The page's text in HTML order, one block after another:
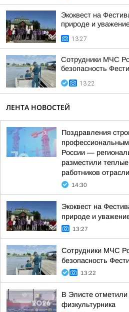
Экоквест на
природе и
13:27
Сотрудники МЧС
безопасность
13:22
ЛЕНТА НОВОСТЕЙ
Поздравления
России —
разместили
работников отрасли
14:30
Экоквест на
природе и
13:27
Сотрудники МЧС
безопасность
13:22
В Элисте отметили
физкультурника